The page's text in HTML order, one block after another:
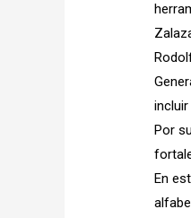
Por
En